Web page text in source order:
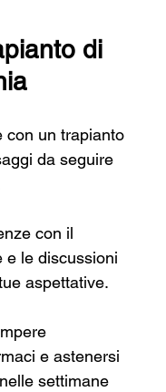
di
con un trapianto
da seguire
con il
e le discussioni
aspettative.
e astenersi
settimane